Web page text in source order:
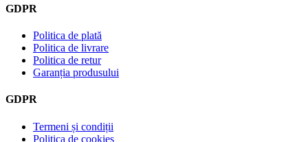
GDPR
Politica de plată
Politica de livrare
Politica de retur
Garanția produsului
GDPR
Termeni și condiții
Politica de cookies